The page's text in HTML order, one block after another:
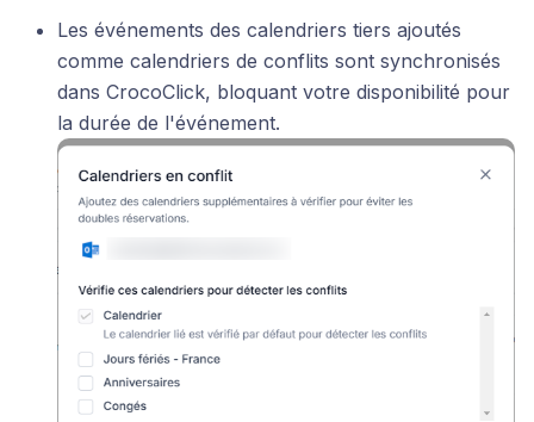
Les événements des calendriers tiers ajoutés
comme calendriers de conflits sont synchronisés
dans CrocoClick, bloquant votre disponibilité pour
la durée de l'événement.